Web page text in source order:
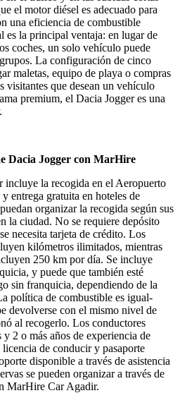
el motor diésel es adecuado para
una eficiencia de combustible
es la principal ventaja: en lugar de
coches, un solo vehículo puede
La configuración de cinco
maletas, equipo de playa o compras
visitantes que desean un vehículo
premium, el Dacia Jogger es una
Dacia Jogger con MarHire
incluye la recogida en el Aeropuerto
entrega gratuita en hoteles de
organizar la recogida según sus
la ciudad. No se requiere depósito
necesita tarjeta de crédito. Los
kilómetros ilimitados, mientras
250 km por día. Se incluye
y puede que también esté
sin franquicia, dependiendo de la
política de combustible es igual-
devolverse con el mismo nivel de
al recogerlo. Los conductores
2 o más años de experiencia de
de conducir y pasaporte
disponible a través de asistencia
se pueden organizar a través de
MarHire Car Agadir.